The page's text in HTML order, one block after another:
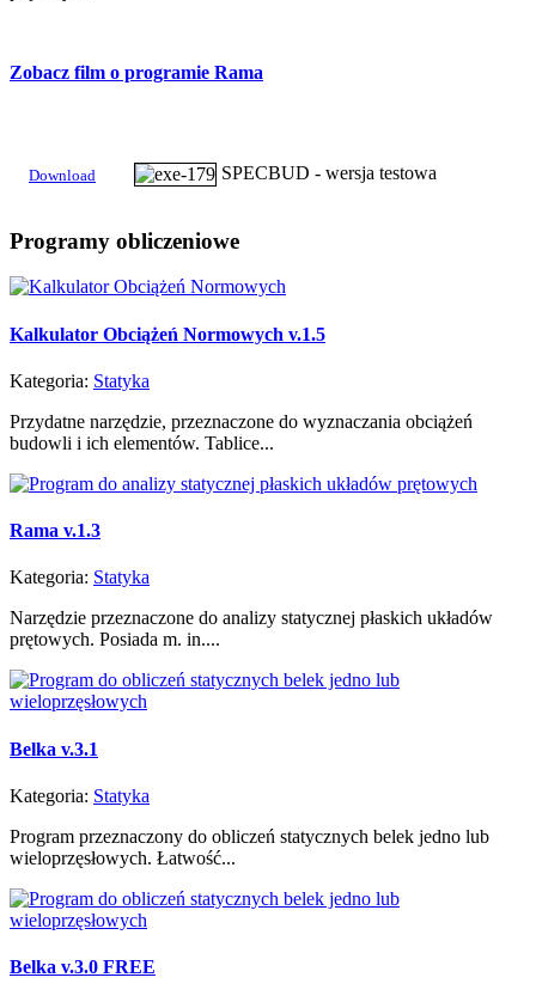
Zobacz film o programie Rama
Download SPECBUD - wersja testowa
Programy obliczeniowe
Kalkulator Obciążeń Normowych v.1.5
Kategoria: Statyka
Przydatne narzędzie, przeznaczone do wyznaczania obciążeń
budowli i ich elementów. Tablice...
Rama v.1.3
Kategoria: Statyka
Narzędzie przeznaczone do analizy statycznej płaskich układów
prętowych. Posiada m. in....
Belka v.3.1
Kategoria: Statyka
Program przeznaczony do obliczeń statycznych belek jedno lub
wieloprzęsłowych. Łatwość...
Belka v.3.0 FREE